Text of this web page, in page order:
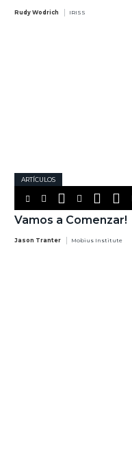
Rudy Wodrich IRISS
ARTÍCULOS
Vamos a Comenzar!
Jason Tranter Mobius Institute